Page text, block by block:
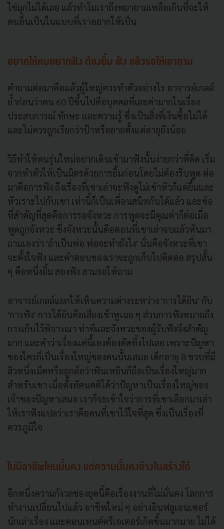
ไข่มุกไม่ได้เลย แล้วทำไมเราถึงพยายามเหลือเกินที่จะให้
คนอื่นเป็นในแบบที่เราอยากให้เป็น
อยากให้คนอยากฟัง ต้องยิ้ม ฟัง แล้วรอให้เขาถาม
คำถามต่อมาคือแล้วผู้ใหญ่ควรทำตัวอย่างไร อาจารย์เกลล์
ย้ำก่อนว่าคน 60 ปีขึ้นไปคือบุคคลที่เลอค่ามากในเรื่อง
ประสบการณ์ ทักษะ และความรู้ ซึ่งเป็นสิ่งที่เงินซื้อไม่ได้
และไม่ควรถูกเรียกว่าป้าหรือยายตั้งแต่อายุยังน้อย
วิธีทำให้คนรุ่นใหม่อยากเดินเข้ามาฟังนั้นง่ายกว่าที่คิด เริ่ม
จากทำตัวให้เป็นมิตรด้วยการยิ้มก่อนโดยไม่ต้องรีบพูด ต่อ
มาคือการฟัง ถึงเรื่องที่เขาเล่าจะฟังดูไม่เข้าหัวก็แค่ยิ้มและ
หัวเราะไปกับเขา เท่านี้ก็เป็นเพื่อนสนิทกันได้แล้ว และข้อ
ที่สำคัญที่สุดคือการรอจังหวะ การพูดจะมีคุณค่าก็ต่อเมื่อ
พูดถูกจังหวะ ซึ่งจังหวะนั้นคือตอนที่เขาเล่าจบแล้วหันมา
ถามเองว่า 'ถ้าเป็นพ่อ พ่อจะทำยังไง' นั่นคือจังหวะที่เขา
จะตั้งใจฟัง และคำตอบของเราจะถูกเก็บไปคิดต่อ สรุปสั้น
ๆ คือหนึ่งยิ้ม สองฟัง สามรอให้ถาม
อาจารย์เกลล์แยกให้เห็นความต่างระหว่าง 'การได้ยิน' กับ
'การฟัง' การได้ยินคือเสียงเข้าหูเฉย ๆ ส่วนการฟังหมายถึง
การเก็บไว้พิจารณา ท่าทีและจังหวะของผู้รับฟังจึงสำคัญ
มาก และคำว่าเรื่องแค่นี้เองต้องตัดทิ้งไปเลย เพราะปัญหา
ของใครก็เป็นเรื่องใหญ่ของคนนั้นเสมอ เด็กอายุ 8 ขวบที่มี
สิวหนึ่งเม็ดหรือถูกล้อว่าฟันเหยินก็ถือเป็นเรื่องใหญ่มาก
สำหรับเขา เมื่อตั้งทัศนคติได้ว่าปัญหาเป็นเรื่องใหญ่ของ
เจ้าของปัญหาเสมอ เราก็จะเข้าใจว่าการที่เขาเลือกมาเล่า
ให้เราฟังแปลว่าเราคือคนที่เขาไว้ใจที่สุด ซึ่งเป็นเรื่องที่
ควรภูมิใจ
ไม่มีอาชีพไหนมั่นคง แต่ความมั่นคงข้างในสร้างได้
อีกหนึ่งความกังวลของยุคนี้คือเรื่องงานที่ไม่มั่นคง โลกการ
ทำงานเปลี่ยนไปแล้ว อาชีพใหม่ ๆ อย่างอินฟลูเอนเซอร์
นักเล่าเรื่อง และคอนเทนต์ครีเอเตอร์เกิดขึ้นมากมาย ไม่ได้